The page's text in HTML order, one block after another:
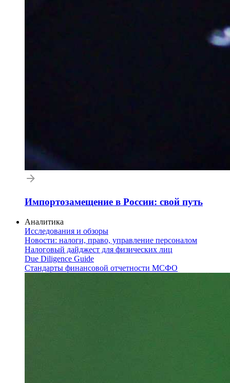
Импортозамещение в России: свой путь
Аналитика
Исследования и обзоры
Новости: налоги, право, управление персоналом
Налоговый дайджест для физических лиц
Due Diligence Guide
Стандарты финансовой отчетности МСФО